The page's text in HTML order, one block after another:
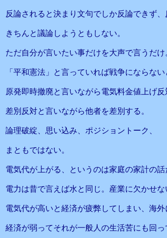
反論されると決まり文句でしか反論できず、
きちんと議論しようともしない。
ただ自分が言いたい事だけを大声で言うだけ
「平和憲法」と言っていれば戦争にならない
原発即時撤廃と言いながら電気料金値上げ反
差別反対と言いながら他者を差別する。
論理破綻、思い込み、ポジショントーク、
まともではない。
電気代が上がる、というのは家庭の家計の
電力は昔で言えば水と同じ。産業に欠かせな
電気代が高いと経済が疲弊してしまい、海外
経済が弱ってそれが一般人の生活苦にも回っ